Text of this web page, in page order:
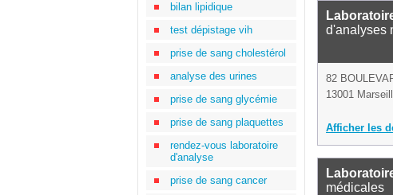
bilan lipidique
test dépistage vih
prise de sang cholestérol
analyse des urines
prise de sang glycémie
prise de sang plaquettes
rendez-vous laboratoire
d'analyse
prise de sang cancer
d'analyses
82
13001
Afficher les
médicales